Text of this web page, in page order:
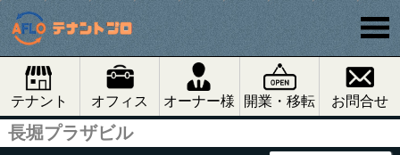
テナント オフィス オーナー様 開業・移転 お問合せ
長堀プラザビル